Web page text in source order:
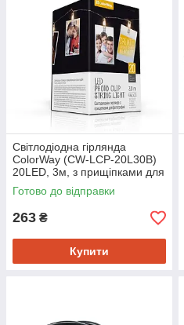
Світлодіодна гірлянда
ColorWay (CW-LCP-20L30B)
20LED, 3м, з прищіпками для
фото
Готово до відправки
263 ₴
Купити